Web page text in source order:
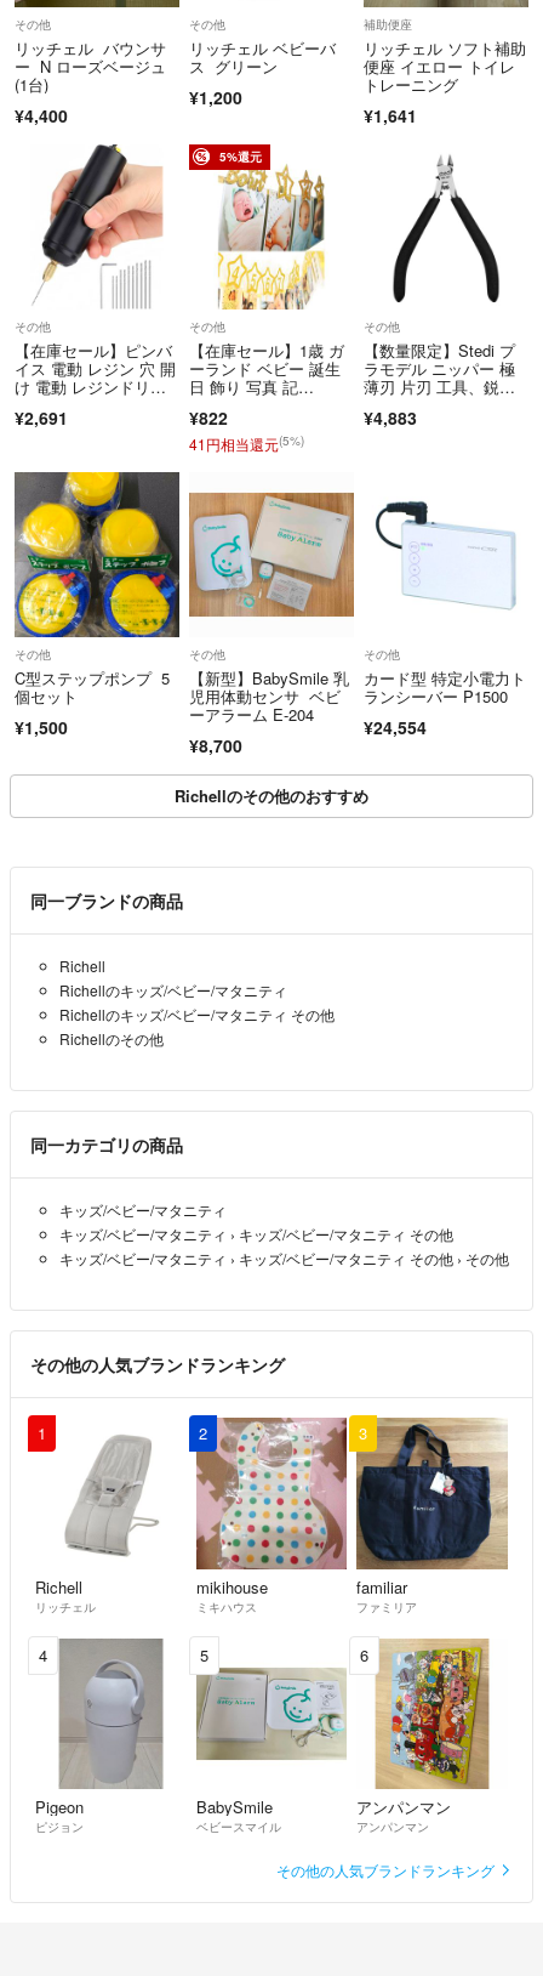
その他
リッチェル バウンサ
ー N ローズベージュ
(1台)
¥4,400
その他
リッチェル ベビーバ
ス グリーン
¥1,200
補助便座
リッチェル ソフト補助
便座 イエロー トイレ
トレーニング
¥1,641
その他
【在庫セール】ピンバ
イス 電動 レジン 穴 開
け 電動 レジンドリ
¥2,691
5%還元
その他
【在庫セール】1歳 ガ
ーランド ベビー 誕生
日 飾り 写真 記
¥822
41円相当還元(5%)
その他
【数量限定】Stedi プ
ラモデル ニッパー 極
薄刃 片刃 工具、鋭い
¥4,883
その他
C型ステップポンプ 5
個セット
¥1,500
その他
【新型】BabySmile 乳
児用体動センサ ベビ
ーアラーム E-204
¥8,700
その他
カード型 特定小電力ト
ランシーバー P1500
¥24,554
Richellのその他のおすすめ
同一ブランドの商品
Richell
Richellのキッズ/ベビー/マタニティ
Richellのキッズ/ベビー/マタニティ その他
Richellのその他
同一カテゴリの商品
キッズ/ベビー/マタニティ
キッズ/ベビー/マタニティ › キッズ/ベビー/マタニティ その他
キッズ/ベビー/マタニティ › キッズ/ベビー/マタニティ その他 › その他
その他の人気ブランドランキング
1
Richell
リッチェル
2
mikihouse
ミキハウス
3
familiar
ファミリア
4
Pigeon
ピジョン
5
BabySmile
ベビースマイル
6
アンパンマン
アンパンマン
その他の人気ブランドランキング